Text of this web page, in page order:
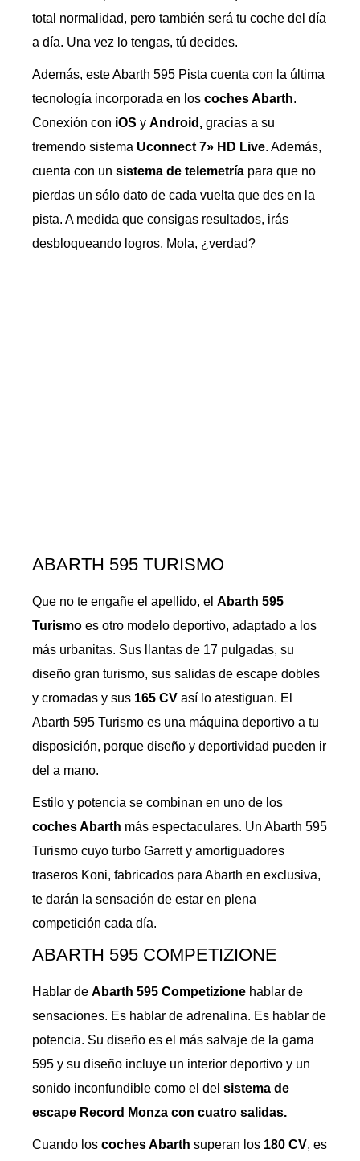
total normalidad, pero también será tu coche del día
a día. Una vez lo tengas, tú decides.
Además, este Abarth 595 Pista cuenta con la última
tecnología incorporada en los coches Abarth.
Conexión con iOS y Android, gracias a su
tremendo sistema Uconnect 7» HD Live. Además,
cuenta con un sistema de telemetría para que no
pierdas un sólo dato de cada vuelta que des en la
pista. A medida que consigas resultados, irás
desbloqueando logros. Mola, ¿verdad?
ABARTH 595 TURISMO
Que no te engañe el apellido, el Abarth 595
Turismo es otro modelo deportivo, adaptado a los
más urbanitas. Sus llantas de 17 pulgadas, su
diseño gran turismo, sus salidas de escape dobles
y cromadas y sus 165 CV así lo atestiguan. El
Abarth 595 Turismo es una máquina deportivo a tu
disposición, porque diseño y deportividad pueden ir
del a mano.
Estilo y potencia se combinan en uno de los
coches Abarth más espectaculares. Un Abarth 595
Turismo cuyo turbo Garrett y amortiguadores
traseros Koni, fabricados para Abarth en exclusiva,
te darán la sensación de estar en plena
competición cada día.
ABARTH 595 COMPETIZIONE
Hablar de Abarth 595 Competizione hablar de
sensaciones. Es hablar de adrenalina. Es hablar de
potencia. Su diseño es el más salvaje de la gama
595 y su diseño incluye un interior deportivo y un
sonido inconfundible como el del sistema de
escape Record Monza con cuatro salidas.
Cuando los coches Abarth superan los 180 CV, es